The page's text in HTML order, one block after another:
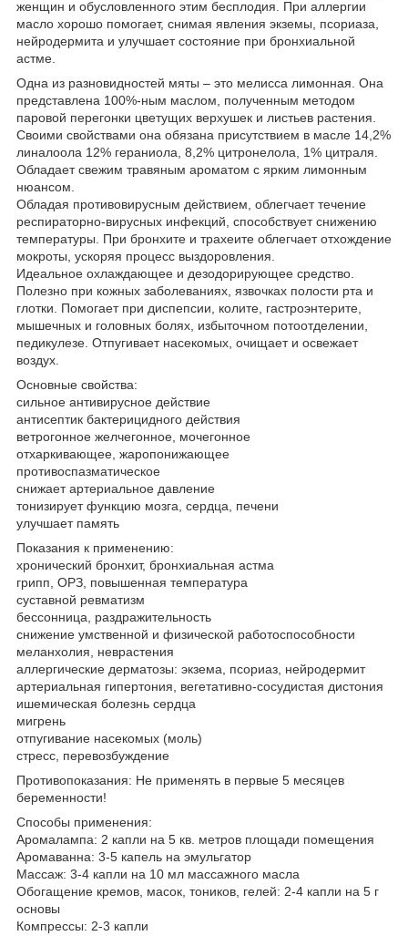
женщин и обусловленного этим бесплодия. При аллергии
масло хорошо помогает, снимая явления экземы, псориаза,
нейродермита и улучшает состояние при бронхиальной
астме.
Одна из разновидностей мяты – это мелисса лимонная. Она
представлена 100%-ным маслом, полученным методом
паровой перегонки цветущих верхушек и листьев растения.
Своими свойствами она обязана присутствием в масле 14,2%
линалоола 12% гераниола, 8,2% цитронелола, 1% цитраля.
Обладает свежим травяным ароматом с ярким лимонным
нюансом.
Обладая противовирусным действием, облегчает течение
респираторно-вирусных инфекций, способствует снижению
температуры. При бронхите и трахеите облегчает отхождение
мокроты, ускоряя процесс выздоровления.
Идеальное охлаждающее и дезодорирующее средство.
Полезно при кожных заболеваниях, язвочках полости рта и
глотки. Помогает при диспепсии, колите, гастроэнтерите,
мышечных и головных болях, избыточном потоотделении,
педикулезе. Отпугивает насекомых, очищает и освежает
воздух.
Основные свойства:
сильное антивирусное действие
антисептик бактерицидного действия
ветрогонное желчегонное, мочегонное
отхаркивающее, жаропонижающее
противоспазматическое
снижает артериальное давление
тонизирует функцию мозга, сердца, печени
улучшает память
Показания к применению:
хронический бронхит, бронхиальная астма
грипп, ОРЗ, повышенная температура
суставной ревматизм
бессонница, раздражительность
снижение умственной и физической работоспособности
меланхолия, неврастения
аллергические дерматозы: экзема, псориаз, нейродермит
артериальная гипертония, вегетативно-сосудистая дистония
ишемическая болезнь сердца
мигрень
отпугивание насекомых (моль)
стресс, перевозбуждение
Противопоказания: Не применять в первые 5 месяцев
беременности!
Способы применения:
Аромалампа: 2 капли на 5 кв. метров площади помещения
Аромаванна: 3-5 капель на эмульгатор
Массаж: 3-4 капли на 10 мл массажного масла
Обогащение кремов, масок, тоников, гелей: 2-4 капли на 5 г
основы
Компрессы: 2-3 капли